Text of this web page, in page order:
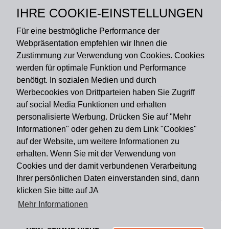
IHRE COOKIE-EINSTELLUNGEN
Für eine bestmögliche Performance der
Webpräsentation empfehlen wir Ihnen die
Zustimmung zur Verwendung von Cookies. Cookies
werden für optimale Funktion und Performance
benötigt. In sozialen Medien und durch
Werbecookies von Drittparteien haben Sie Zugriff
auf social Media Funktionen und erhalten
personalisierte Werbung. Drücken Sie auf "Mehr
Informationen" oder gehen zu dem Link "Cookies"
auf der Website, um weitere Informationen zu
erhalten. Wenn Sie mit der Verwendung von
Cookies und der damit verbundenen Verarbeitung
Ihrer persönlichen Daten einverstanden sind, dann
klicken Sie bitte auf JA
Mehr Informationen
rutschfester Latex
Zahlungsart
Versandart
Du findest uns auch auf
Informationen
Impressum Widerruf